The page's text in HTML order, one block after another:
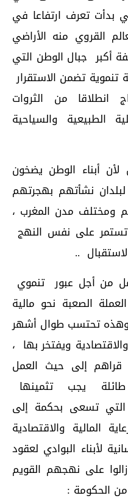
بدأت تعرف ارتفاعا في
القروي منه الأراضي
أكبر جبال الوطن التي
تنموية تضمن الاستقرار
انطلاقا من الثروات
الطبيعية والسياحية
أبناء الوطن يضخون
لبلدان نشأتهم بهجرتهم
ومختلف مدن المغرب ،
على نفس النهج
..
من أجل عبور تنموي
الصعبة نحو مالية
وهذه تحتسب طوال أشهر
ويفتخر بها ،
قراهم إلى حيث العمل
طائلة يجب تثمينها
التي تسعى بحكمة إلى
المالية والاقتصادية
لأبناء البوادي لعقود
على نهجهم القويم
الحكومة :